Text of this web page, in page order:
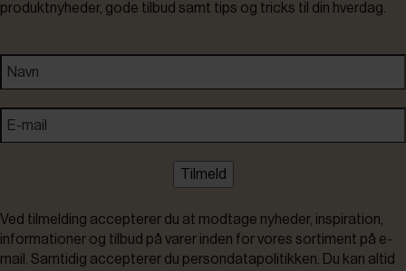
produktnyheder, gode tilbud samt tips og tricks til din hverdag.
Tilmeld
Ved tilmelding accepterer du at modtage nyheder, inspiration,
informationer og tilbud på varer inden for vores sortiment på e-
mail. Samtidig accepterer du persondatapolitikken. Du kan altid